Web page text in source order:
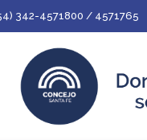
342-4571800 / 4571765